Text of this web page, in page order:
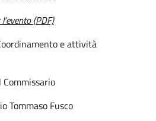
(PDF)
e attività
Tommaso Fusco